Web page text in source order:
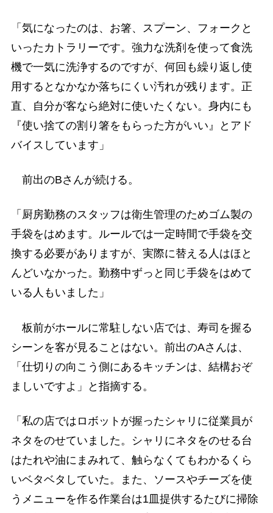
「気になったのは、お箸、スプーン、フォークと
いったカトラリーです。強力な洗剤を使って食洗
機で一気に洗浄するのですが、何回も繰り返し使
用するとなかなか落ちにくい汚れが残ります。正
直、自分が客なら絶対に使いたくない。身内にも
『使い捨ての割り箸をもらった方がいい』とアド
バイスしています」
前出のBさんが続ける。
「厨房勤務のスタッフは衛生管理のためゴム製の
手袋をはめます。ルールでは一定時間で手袋を交
換する必要がありますが、実際に替える人はほと
んどいなかった。勤務中ずっと同じ手袋をはめて
いる人もいました」
板前がホールに常駐しない店では、寿司を握る
シーンを客が見ることはない。前出のAさんは、
「仕切りの向こう側にあるキッチンは、結構おぞ
ましいですよ」と指摘する。
「私の店ではロボットが握ったシャリに従業員が
ネタをのせていました。シャリにネタをのせる台
はたれや油にまみれて、触らなくてもわかるくら
いベタベタしていた。また、ソースやチーズを使
うメニューを作る作業台は1皿提供するたびに掃除